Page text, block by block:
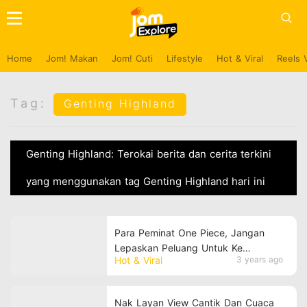
Home Jom! Makan Jom! Cuti Lifestyle Hot & Viral Reels
Tag: Genting Highland
Genting Highland: Terokai berita dan cerita terkini
yang menggunakan tag Genting Highland hari ini
Hot & Viral 3 years ago
Para Peminat One Piece, Jangan
Lepaskan Peluang Untuk Ke
Pameran One Piece, The Great Era
Nak Layan View Cantik Dan Cuaca